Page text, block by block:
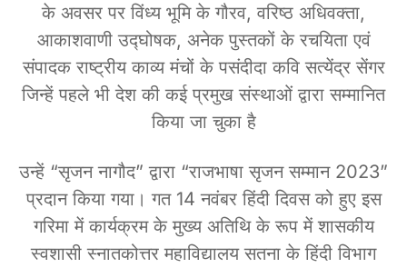
के अवसर पर विंध्य भूमि के गौरव, वरिष्ठ अधिवक्ता,
आकाशवाणी उद्घोषक, अनेक पुस्तकों के रचयिता एवं
संपादक राष्ट्रीय काव्य मंचों के पसंदीदा कवि सत्येंद्र सेंगर
जिन्हें पहले भी देश की कई प्रमुख संस्थाओं द्वारा सम्मानित
किया जा चुका है
उन्हें “सृजन नागौद” द्वारा “राजभाषा सृजन सम्मान 2023”
प्रदान किया गया। गत 14 नवंबर हिंदी दिवस को हुए इस
गरिमा में कार्यक्रम के मुख्य अतिथि के रूप में शासकीय
स्वशासी स्नातकोत्तर महाविद्यालय सतना के हिंदी विभाग